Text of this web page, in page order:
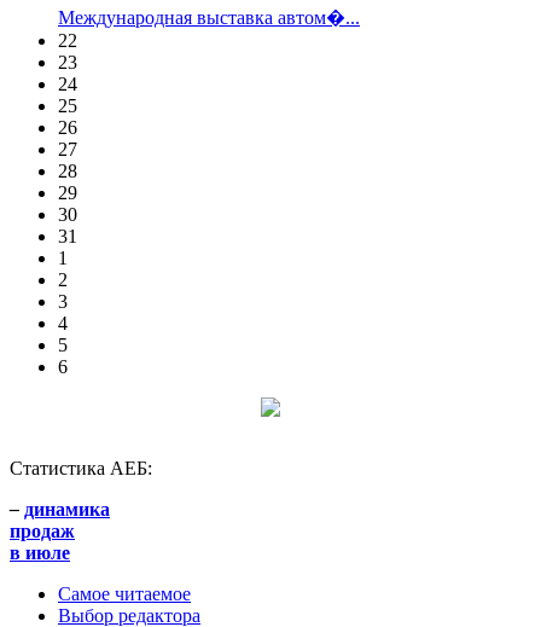
Международная выставка автом�...
22
23
24
25
26
27
28
29
30
31
1
2
3
4
5
6
Статистика АЕБ:
– динамика
продаж
в июле
Самое читаемое
Выбор редактора